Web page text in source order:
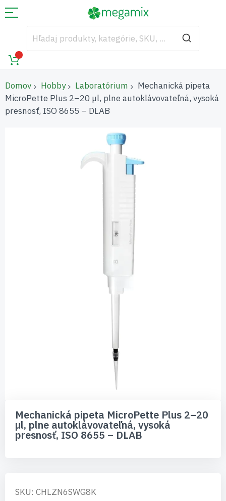
Domov Hobby Laboratórium
Mechanická pipeta
MicroPette Plus 2–20 µl, plne autoklávovateľná, vysoká
presnosť, ISO 8655 – DLAB
začiatok
galérie
obrázkov
Mechanická pipeta MicroPette Plus 2–20
µl, plne autoklávovateľná, vysoká
presnosť, ISO 8655 – DLAB
SKU: CHLZN6SWG8K